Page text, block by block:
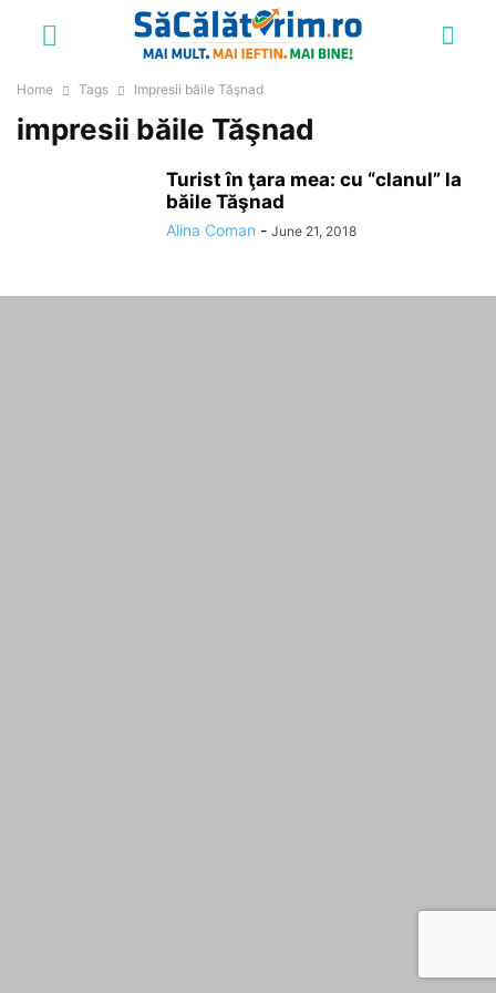
Home Tags Impresii băile Tăşnad
impresii băile Tăşnad
Turist în ţara mea: cu “clanul” la
băile Tăşnad
Alina Coman - June 21, 2018